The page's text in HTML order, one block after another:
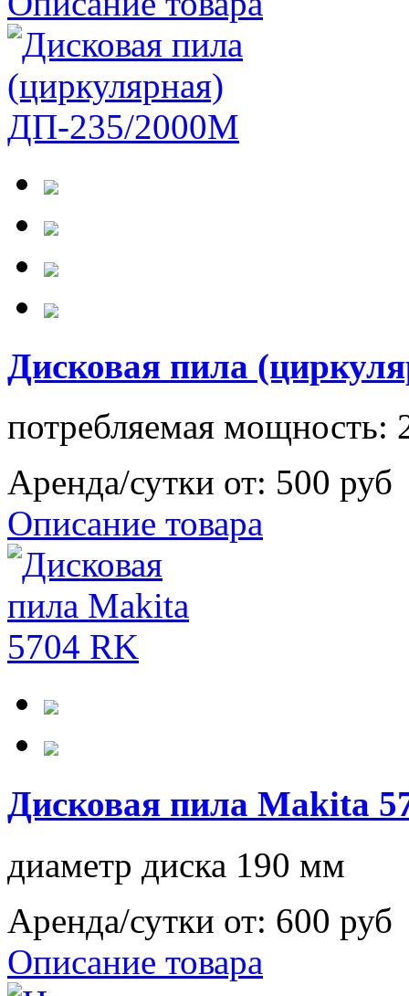
Дисковая пила
потребляемая мощность:
Аренда/сутки от: 500 руб
Описание товара
Дисковая пила Makita
диаметр диска 190 мм
Аренда/сутки от: 600 руб
Описание товара